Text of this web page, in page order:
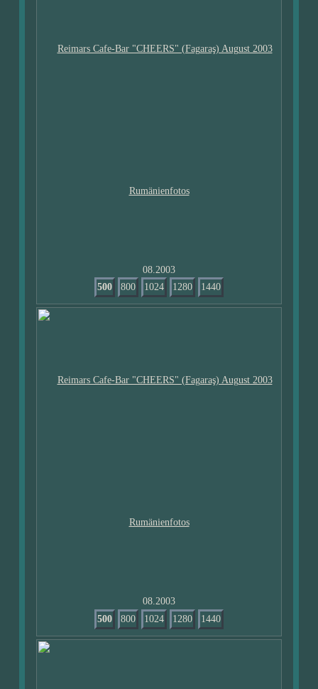
08.2003
500
800 1024 1280 1440
08.2003
500
800 1024 1280 1440